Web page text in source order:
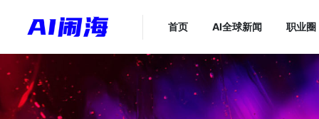
首页 AI全球新闻 职业圈